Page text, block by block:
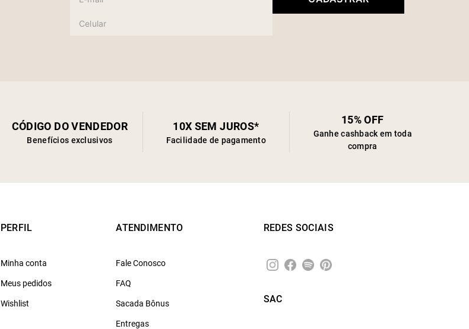
CÓDIGO DO VENDEDOR
Benefícios exclusivos
10X SEM JUROS*
Facilidade de pagamento
15% OFF
Ganhe cashback em toda
compra
PERFIL
Minha conta
Meus pedidos
Wishlist
ATENDIMENTO
Fale Conosco
FAQ
Sacada Bônus
Entregas
REDES SOCIAIS
SAC